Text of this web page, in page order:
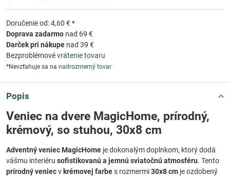
Doručenie od: 4,60 € *
Doprava zadarmo nad 69 €
Darček pri nákupe nad 39 €
Bezproblémovévrátenie tovaru
*Nevzťahuje sa na nadrozmerný tovar
Popis
Veniec na dvere MagicHome, prírodný,
krémový, so stuhou, 30x8 cm
Adventný veniec MagicHome je dokonalým doplnkom, ktorý dodá
vášmu interiéru sofistikovanú a jemnú sviatočnú atmosféru. Tento
prírodný veniecv krémovej farbes rozmermi30x8 cm je ozdobený